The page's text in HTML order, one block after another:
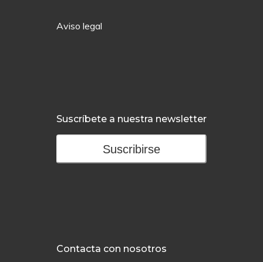
Aviso legal
Suscríbete a nuestra newsletter
Suscribirse
Contacta con nosotros